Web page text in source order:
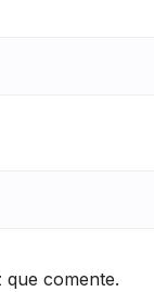
comente.